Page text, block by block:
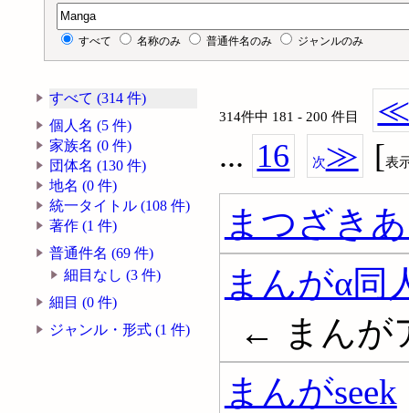
キーワード検索
すべて 名称のみ 普通件名のみ ジャンルのみ
すべて (314 件)
個人名 (5 件)
家族名 (0 件)
団体名 (130 件)
地名 (0 件)
統一タイトル (108 件)
著作 (1 件)
普通件名 (69 件)
細目なし (3 件)
細目 (0 件)
ジャンル・形式 (1 件)
314件中 181 - 200 件目
... 16 次≫ [表
まつざき
まんがα同
← まんが
まんがseek